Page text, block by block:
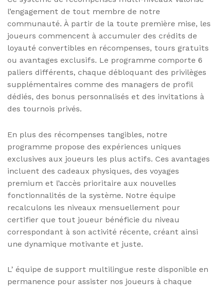
l’engagement de tout membre de notre
communauté. À partir de la toute première mise, les
joueurs commencent à accumuler des crédits de
loyauté convertibles en récompenses, tours gratuits
ou avantages exclusifs. Le programme comporte 6
paliers différents, chaque débloquant des privilèges
supplémentaires comme des managers de profil
dédiés, des bonus personnalisés et des invitations à
des tournois privés.
En plus des récompenses tangibles, notre
programme propose des expériences uniques
exclusives aux joueurs les plus actifs. Ces avantages
incluent des cadeaux physiques, des voyages
premium et l’accès prioritaire aux nouvelles
fonctionnalités de la système. Notre équipe
recalculons les niveaux mensuellement pour
certifier que tout joueur bénéficie du niveau
correspondant à son activité récente, créant ainsi
une dynamique motivante et juste.
L’ équipe de support multilingue reste disponible en
permanence pour assister nos joueurs à chaque